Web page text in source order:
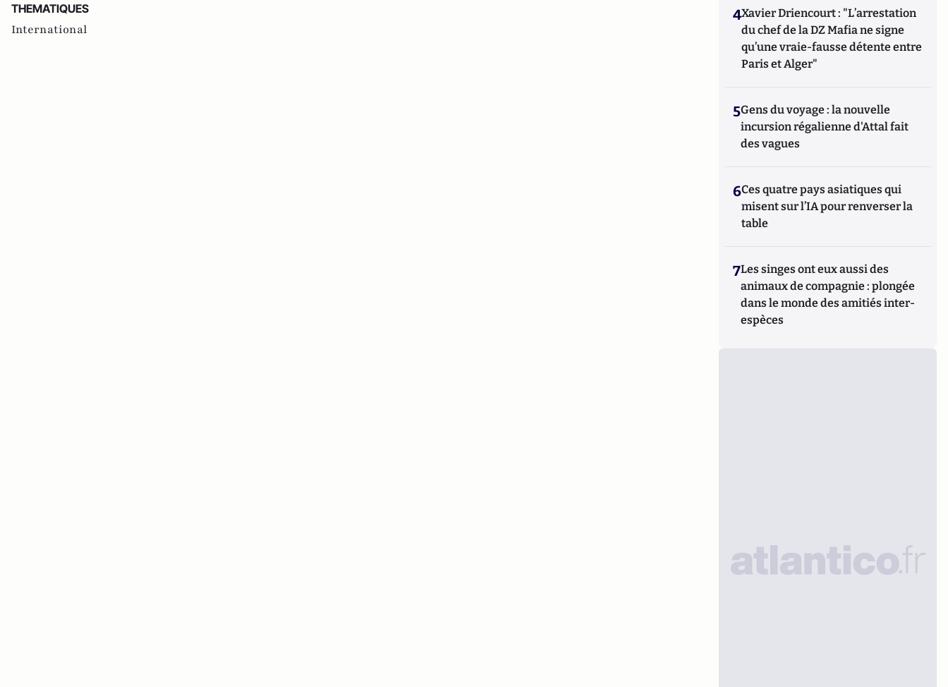
THEMATIQUES
International
4Xavier Driencourt : "L’arrestation
du chef de la DZ Mafia ne signe
qu’une vraie-fausse détente entre
Paris et Alger"
5Gens du voyage : la nouvelle
incursion régalienne d'Attal fait
des vagues
6Ces quatre pays asiatiques qui
misent sur l’IA pour renverser la
table
7Les singes ont eux aussi des
animaux de compagnie : plongée
dans le monde des amitiés inter-
espèces